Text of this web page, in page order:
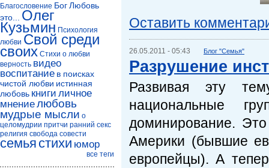
Оставить
26.05.2011 - 05:43 Блог "Семья"
Разрушение
Развивая эту
национальные
доминирование.
Америки (бывшие
европейцы). А
Благословение БогЛюбовь
это...
Олег
Кузьмин Психология
любви Свой среди
своих Стихи о любви
верность видео
воспитание в поисках
чистой любви истинная
любовь книги личное
мнениелюбовь
мудрые мысли о
целомудрии притчи ранний секс
религия свобода совести
семья стихи юмор
все теги